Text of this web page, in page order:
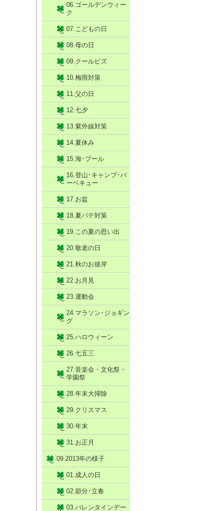
06.ゴールデンウィー
ク
07.こどもの日
08.母の日
09.クールビズ
10.梅雨対策
11.父の日
12.七夕
13.紫外線対策
14.夏休み
15.海･プール
16.登山･キャンプ･バ
ーベキュー
17.お盆
18.夏バテ対策
19.この夏の思い出
20.敬老の日
21.秋のお彼岸
22.お月見
23.運動会
24.マラソン･ジョギン
グ
25.ハロウィーン
26.七五三
27.音楽会・文化祭・
学園祭
28.年末大掃除
29.クリスマス
30.年末
31.お正月
09.2013年の様子
01.成人の日
02.節分･立春
03.バレンタインデー